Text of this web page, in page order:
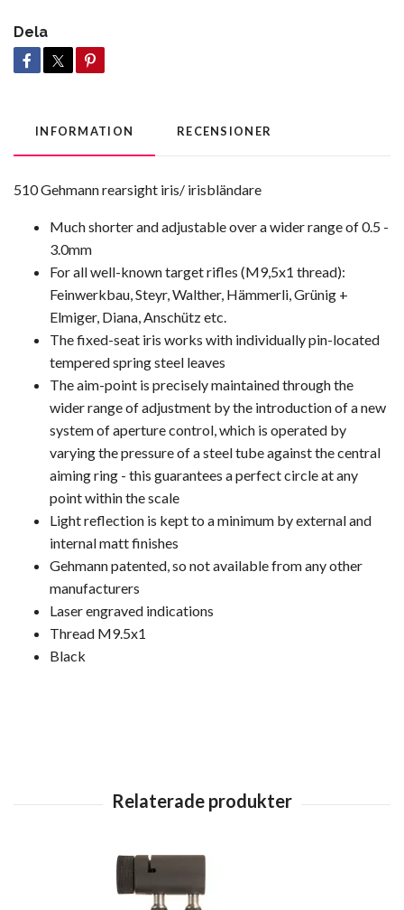
Dela
INFORMATION RECENSIONER
510 Gehmann rearsight iris/ irisbländare
Much shorter and adjustable over a wider range of 0.5 -
3.0mm
For all well-known target rifles (M9,5x1 thread):
Feinwerkbau, Steyr, Walther, Hämmerli, Grünig +
Elmiger, Diana, Anschütz etc.
The fixed-seat iris works with individually pin-located
tempered spring steel leaves
The aim-point is precisely maintained through the
wider range of adjustment by the introduction of a new
system of aperture control, which is operated by
varying the pressure of a steel tube against the central
aiming ring - this guarantees a perfect circle at any
point within the scale
Light reflection is kept to a minimum by external and
internal matt finishes
Gehmann patented, so not available from any other
manufacturers
Laser engraved indications
Thread M9.5x1
Black